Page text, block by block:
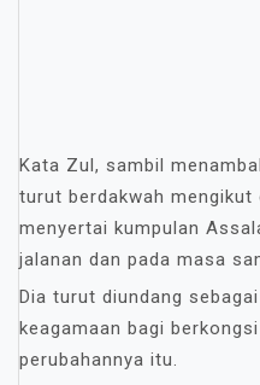
Kata Zul, sambil
turut berdakwah mengikut
menyertai kumpulan
jalanan dan pada masa
Dia turut diundang
keagamaan bagi
perubahannya itu.